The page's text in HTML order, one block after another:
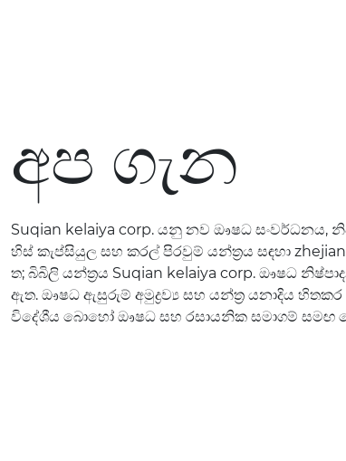
අප ගැන
Suqian kelaiya corp. යනු නව ඖෂධ සංවර්ධනය,
හිස් කැප්සියුල සහ කරල් පිරවුම් යන්ත්‍රය සඳහා
ත; බිබිලි යන්ත්‍රය Suqian kelaiya corp. ඖෂධ
ඇත. ඖෂධ ඇසුරුම් අමුද්‍රව්‍ය සහ යන්ත්‍ර යනාදිය
විදේශීය බොහෝ ඖෂධ සහ රසායනික සමාගම් සමඟ